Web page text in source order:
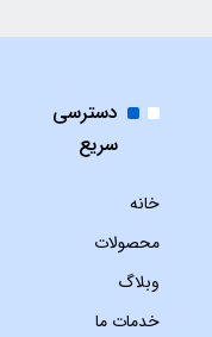
دسترسی
سریع
خانه
محصولات
وبلاگ
خدمات ما